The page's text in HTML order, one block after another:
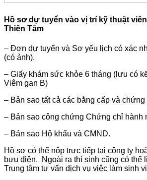
Hồ sơ dự tuyển vào vị trí kỹ thuật
Thiên Tâm
– Đơn dự tuyển và Sơ yếu lịch có xác
(có ảnh).
– Giấy khám sức khỏe 6 tháng (lưu có
Viêm gan B)
– Bản sao tất cả các bằng cấp và
– Bản sao công chứng Chứng chỉ hành
– Bản sao Hộ khẩu và CMND.
Hồ sơ có thể nộp trực tiếp tại công ty
bưu điện. Ngoài ra thí sinh cũng có thể
Trung tâm tư vấn dịch vụ việc làm sinh